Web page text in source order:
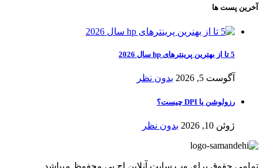
آخرین پست ها
5 تا از بهترین پرینترهای hp سال 2026
آگوست 5, 2026 بدون نظر
رزولوشن یا DPI چیست؟
ژوئن 10, 2026 بدون نظر